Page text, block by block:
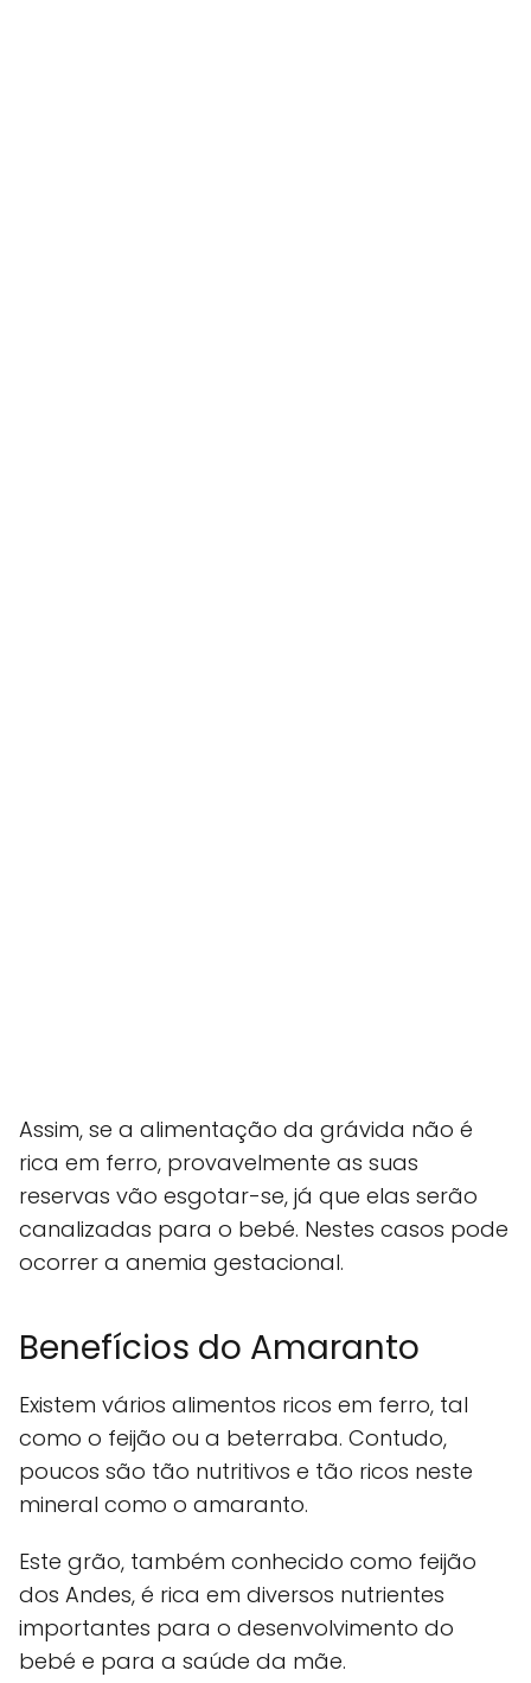
Assim, se a alimentação da grávida não é
rica em ferro, provavelmente as suas
reservas vão esgotar-se, já que elas serão
canalizadas para o bebé. Nestes casos pode
ocorrer a anemia gestacional.
Benefícios do Amaranto
Existem vários alimentos ricos em ferro, tal
como o feijão ou a beterraba. Contudo,
poucos são tão nutritivos e tão ricos neste
mineral como o amaranto.
Este grão, também conhecido como feijão
dos Andes, é rica em diversos nutrientes
importantes para o desenvolvimento do
bebé e para a saúde da mãe.